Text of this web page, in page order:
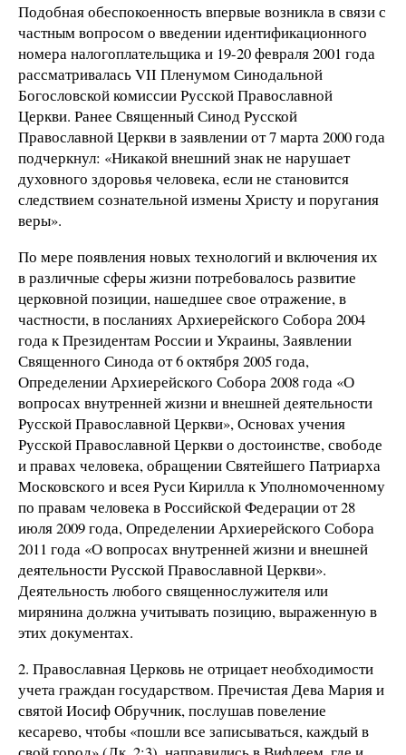
Подобная обеспокоенность впервые возникла в связи с
частным вопросом о введении идентификационного
номера налогоплательщика и 19-20 февраля 2001 года
рассматривалась VII Пленумом Синодальной
Богословской комиссии Русской Православной
Церкви. Ранее Священный Синод Русской
Православной Церкви в заявлении от 7 марта 2000 года
подчеркнул: «Никакой внешний знак не нарушает
духовного здоровья человека, если не становится
следствием сознательной измены Христу и поругания
веры».
По мере появления новых технологий и включения их
в различные сферы жизни потребовалось развитие
церковной позиции, нашедшее свое отражение, в
частности, в посланиях Архиерейского Собора 2004
года к Президентам России и Украины, Заявлении
Священного Синода от 6 октября 2005 года,
Определении Архиерейского Собора 2008 года «О
вопросах внутренней жизни и внешней деятельности
Русской Православной Церкви», Основах учения
Русской Православной Церкви о достоинстве, свободе
и правах человека, обращении Святейшего Патриарха
Московского и всея Руси Кирилла к Уполномоченному
по правам человека в Российской Федерации от 28
июля 2009 года, Определении Архиерейского Собора
2011 года «О вопросах внутренней жизни и внешней
деятельности Русской Православной Церкви».
Деятельность любого священнослужителя или
мирянина должна учитывать позицию, выраженную в
этих документах.
2. Православная Церковь не отрицает необходимости
учета граждан государством. Пречистая Дева Мария и
святой Иосиф Обручник, послушав повеление
кесарево, чтобы «пошли все записываться, каждый в